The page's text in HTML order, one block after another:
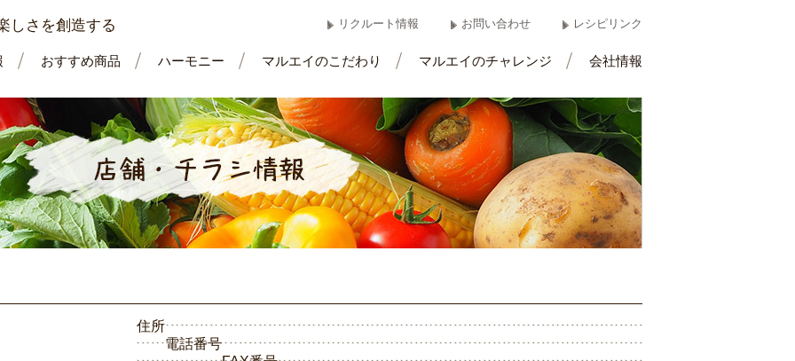
しさを創造する リクルート情報 お問い合わせ レシピリンク
おすすめ商品 ハーモニー マルエイのこだわり マルエイのチャレンジ 会社情報
住所
電話番号